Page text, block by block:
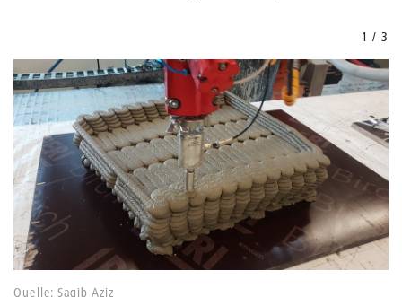
Quelle: Saqib Aziz
1 / 3